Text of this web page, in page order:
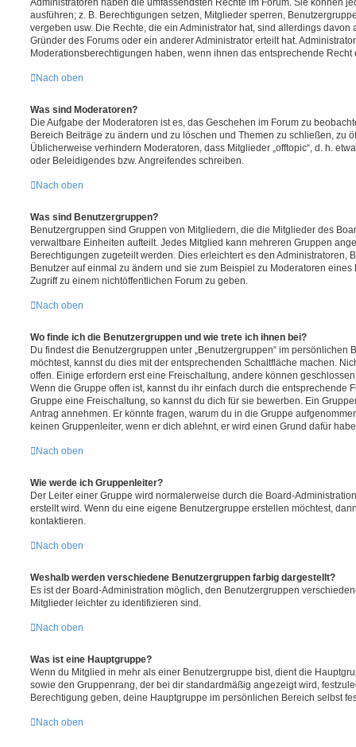
ausführen; z. B. Berechtigungen setzen, Mitglieder sperren,
vergeben usw. Die Rechte, die ein Administrator hat, sind allerdings
Gründer des Forums oder ein anderer Administrator erteilt hat.
Moderationsberechtigungen haben, wenn ihnen das entsprechende Recht
Nach oben
Was sind Moderatoren?
Die Aufgabe der Moderatoren ist es, das Geschehen im Forum zu
Bereich Beiträge zu ändern und zu löschen und Themen zu schließen, zu
Üblicherweise verhindern Moderatoren, dass Mitglieder „offtopic“, d. h.
oder Beleidigendes bzw. Angreifendes schreiben.
Nach oben
Was sind Benutzergruppen?
Benutzergruppen sind Gruppen von Mitgliedern, die die Mitglieder des
verwaltbare Einheiten aufteilt. Jedes Mitglied kann mehreren Gruppen
Berechtigungen zugeteilt werden. Dies erleichtert es den Administratoren,
Benutzer auf einmal zu ändern und sie zum Beispiel zu Moderatoren
Zugriff zu einem nichtöffentlichen Forum zu geben.
Nach oben
Wo finde ich die Benutzergruppen und wie trete ich ihnen bei?
Du findest die Benutzergruppen unter „Benutzergruppen“ im persönlichen
möchtest, kannst du dies mit der entsprechenden Schaltfläche machen.
offen. Einige erfordern erst eine Freischaltung, andere können
Wenn die Gruppe offen ist, kannst du ihr einfach durch die entsprechende
Gruppe eine Freischaltung, so kannst du dich für sie bewerben. Ein
Antrag annehmen. Er könnte fragen, warum du in die Gruppe
keinen Gruppenleiter, wenn er dich ablehnt, er wird einen Grund dafür
Nach oben
Wie werde ich Gruppenleiter?
Der Leiter einer Gruppe wird normalerweise durch die Board-
erstellt wird. Wenn du eine eigene Benutzergruppe erstellen möchtest,
kontaktieren.
Nach oben
Weshalb werden verschiedene Benutzergruppen farbig dargestellt?
Es ist der Board-Administration möglich, den Benutzergruppen
Mitglieder leichter zu identifizieren sind.
Nach oben
Was ist eine Hauptgruppe?
Wenn du Mitglied in mehr als einer Benutzergruppe bist, dient die
sowie den Gruppenrang, der bei dir standardmäßig angezeigt wird,
Berechtigung geben, deine Hauptgruppe im persönlichen Bereich selbst
Nach oben